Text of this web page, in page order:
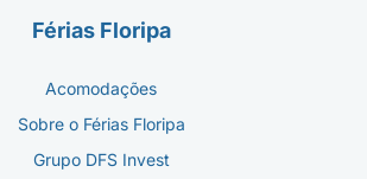
Férias Floripa
Acomodações
Sobre o Férias Floripa
Grupo DFS Invest